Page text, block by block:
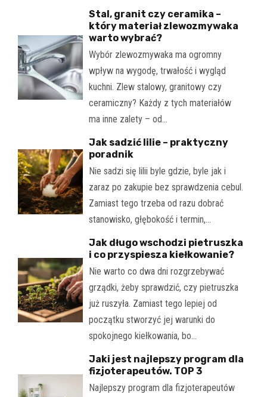
Stal, granit czy ceramika –
który materiał zlewozmywaka
warto wybrać?
Wybór zlewozmywaka ma ogromny
wpływ na wygodę, trwałość i wygląd
kuchni. Zlew stalowy, granitowy czy
ceramiczny? Każdy z tych materiałów
ma inne zalety – od…
Jak sadzić lilie – praktyczny
poradnik
Nie sadzi się lilii byle gdzie, byle jak i
zaraz po zakupie bez sprawdzenia cebul.
Zamiast tego trzeba od razu dobrać
stanowisko, głębokość i termin,…
Jak długo wschodzi pietruszka
i co przyspiesza kiełkowanie?
Nie warto co dwa dni rozgrzebywać
grządki, żeby sprawdzić, czy pietruszka
już ruszyła. Zamiast tego lepiej od
początku stworzyć jej warunki do
spokojnego kiełkowania, bo…
Jaki jest najlepszy program dla
fizjoterapeutów. TOP 3
Najlepszy program dla fizjoterapeutów